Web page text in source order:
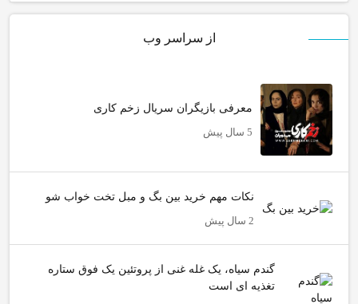
از سراسر وب
معرفی بازیگران سریال زخم کاری
5 سال پیش
نکات مهم خرید بین بگ و مبل تخت خواب شو
2 سال پیش
گندم سیاه، یک غله غنی از پروتئین یک فوق ستاره
تغذیه ای است